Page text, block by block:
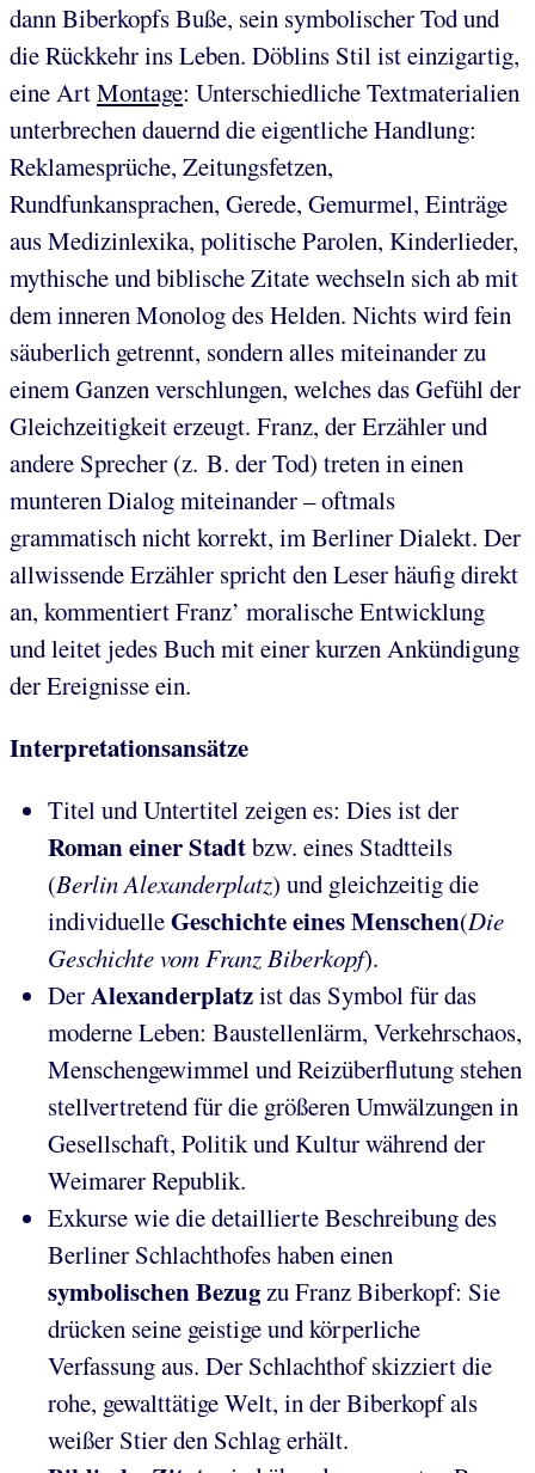
dann Biberkopfs Buße, sein symbolischer Tod und
die Rückkehr ins Leben. Döblins Stil ist einzigartig,
eine ArtMontage: Unterschiedliche Textmaterialien
unterbrechen dauernd die eigentliche Handlung:
Reklamesprüche, Zeitungsfetzen,
Rundfunkansprachen, Gerede, Gemurmel, Einträge
aus Medizinlexika, politische Parolen, Kinderlieder,
mythische und biblische Zitate wechseln sich ab mit
dem inneren Monolog des Helden. Nichts wird fein
säuberlich getrennt, sondern alles miteinander zu
einem Ganzen verschlungen, welches das Gefühl der
Gleichzeitigkeit erzeugt. Franz, der Erzähler und
andere Sprecher (z. B. der Tod) treten in einen
munteren Dialog miteinander – oftmals
grammatisch nicht korrekt, im Berliner Dialekt. Der
allwissende Erzähler spricht den Leser häufig direkt
an, kommentiert Franz’ moralische Entwicklung
und leitet jedes Buch mit einer kurzen Ankündigung
der Ereignisse ein.
Interpretationsansätze
Titel und Untertitel zeigen es: Dies ist der
Roman einer Stadtbzw. eines Stadtteils
(Berlin Alexanderplatz) und gleichzeitig die
individuelleGeschichte eines Menschen(Die
Geschichte vom Franz Biberkopf).
DerAlexanderplatzist das Symbol für das
moderne Leben: Baustellenlärm, Verkehrschaos,
Menschengewimmel und Reizüberflutung stehen
stellvertretend für die größeren Umwälzungen in
Gesellschaft, Politik und Kultur während der
Weimarer Republik.
Exkurse wie die detaillierte Beschreibung des
Berliner Schlachthofes haben einen
symbolischen Bezugzu Franz Biberkopf: Sie
drücken seine geistige und körperliche
Verfassung aus. Der Schlachthof skizziert die
rohe, gewalttätige Welt, in der Biberkopf als
weißer Stier den Schlag erhält.